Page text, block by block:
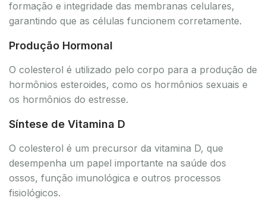
formação e integridade das membranas celulares,
garantindo que as células funcionem corretamente.
Produção Hormonal
O colesterol é utilizado pelo corpo para a produção de
hormônios esteroides, como os hormônios sexuais e
os hormônios do estresse.
Síntese de Vitamina D
O colesterol é um precursor da vitamina D, que
desempenha um papel importante na saúde dos
ossos, função imunológica e outros processos
fisiológicos.